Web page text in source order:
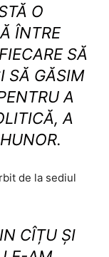
O
ÎNTRE
SĂ
SĂ GĂSIM
A
A
de la sediul
CÎȚU ȘI